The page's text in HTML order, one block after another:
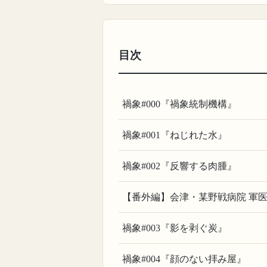
目次
禍象#000『禍象統制機構』
禍象#001『ねじれた水』
禍象#002『反響する肉腫』
【番外編】会津・某野戦病院 軍
禍象#003『影を剥ぐ炭』
禍象#004『顔のない拝み屋』